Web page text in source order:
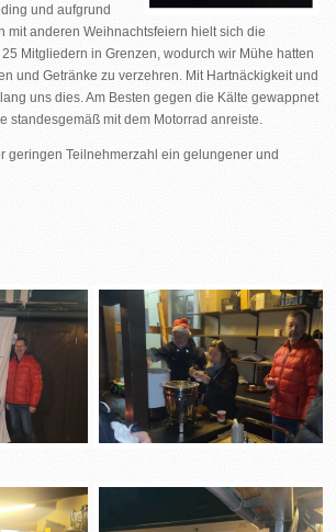
und aufgrund
mit anderen Weihnachtsfeiern hielt sich die
Mitgliedern in Grenzen, wodurch wir Mühe hatten
und Getränke zu verzehren. Mit Hartnäckigkeit und
uns dies. Am Besten gegen die Kälte gewappnet
standesgemäß mit dem Motorrad anreiste.
geringen Teilnehmerzahl ein gelungener und